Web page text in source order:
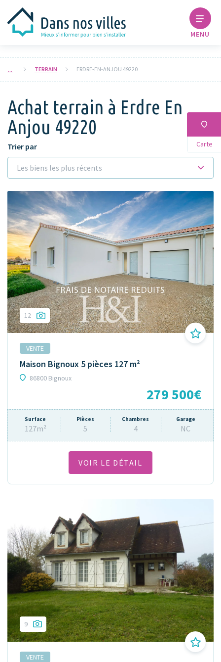
MENU
TERRAIN ERDRE-EN-ANJOU 49220
Achat terrain à Erdre En
Anjou 49220
Carte
Trier par
Les biens les plus récents
12
VENTE
Maison Bignoux 5 pièces 127 m²
86800 Bignoux
279 500€
Surface
127m²
Pièces
5
Chambres
4
Garage
NC
VOIR LE DÉTAIL
9
VENTE